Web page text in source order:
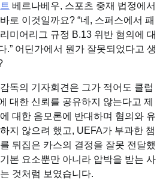
베르나베우, 스포츠 중재 법정에서
로 이것일까요? “네, 스퍼스에서 패
미어리그 규정 B.13 위반 혐의에 대
.” 어딘가에서 뭔가 잘못되었다고 생
독의 기자회견은 그가 적어도 클럽
대한 신뢰를 공유하지 않는다고 제
대한 음모론에 반대하며 혐의와 유
지 않으려 했고, UEFA가 부과한 챔
뒤집은 카스의 결정을 잘못 전달했
본 요소뿐만 아니라 압박을 받는 사
것처럼 보였습니다.